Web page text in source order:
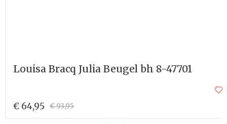
Louisa Bracq Julia Beugel bh 8-47701
€ 64,95 € 93,95